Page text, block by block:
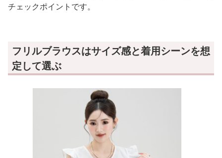
チェックポイントです。
フリルブラウスはサイズ感と着用シーンを想
定して選ぶ